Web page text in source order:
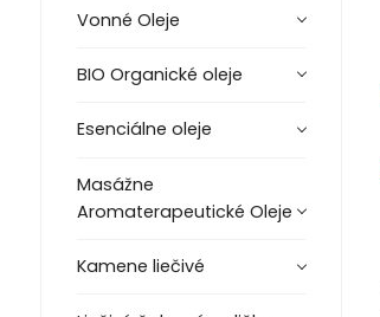
Vonné Oleje
BIO Organické oleje
Esenciálne oleje
Masážne
Aromaterapeutické Oleje
Kamene liečivé